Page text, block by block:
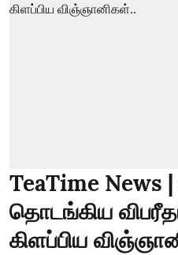
TeaTime
தொடங்கிய
கிளப்பிய